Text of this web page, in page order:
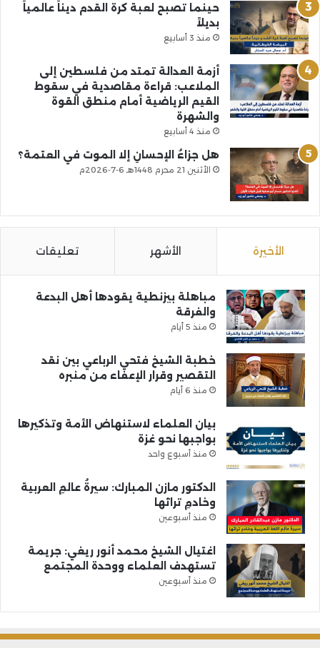
حينما تصبح لعبة كرة القدم ديناً عالمياً
بديلاً
منذ 3 أسابيع
أزمة العدالة تمتد من فلسطين إلى
الملاعب: قراءة مقاصدية في سقوط
القيم الرياضية أمام منطق القوة
والشهرة
منذ 4 أسابيع
هل جزاءُ الإحسانِ إلا الموت في العتمة؟
الأثنين 21 محرم 1448هـ 6-7-2026م
الأخيرة الأشهر تعليقات
مباهلة بيزنطية يقودها أهل البدعة
والفرقة
منذ 5 أيام
خطبة الشيخ فتحي الرباعي بين نقد
التقصير وقرار الإعفاء من منبره
منذ 6 أيام
بيان العلماء لاستنهاض الأمة وتذكيرها
بواجبها نحو غزة
منذ أسبوع واحد
الدكتور مازن المبارك: سيرةُ عالمِ العربية
وخادمِ تراثها
منذ أسبوعين
اغتيال الشيخ محمد أنور ريغي: جريمة
تستهدف العلماء ووحدة المجتمع
منذ أسبوعين